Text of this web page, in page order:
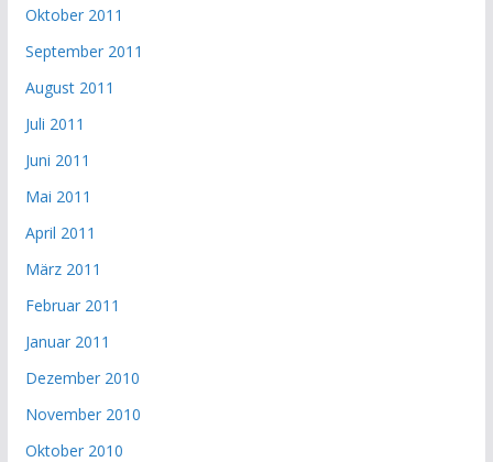
Oktober 2011
September 2011
August 2011
Juli 2011
Juni 2011
Mai 2011
April 2011
März 2011
Februar 2011
Januar 2011
Dezember 2010
November 2010
Oktober 2010